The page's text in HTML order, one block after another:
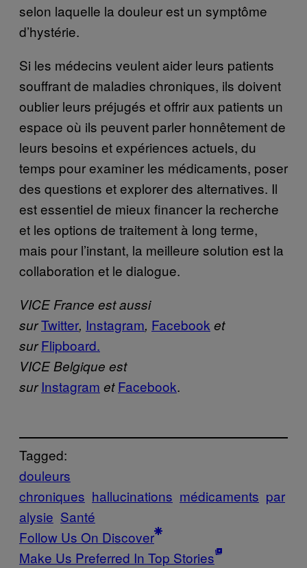
selon laquelle la douleur est un symptôme
d’hystérie.
Si les médecins veulent aider leurs patients
souffrant de maladies chroniques, ils doivent
oublier leurs préjugés et offrir aux patients un
espace où ils peuvent parler honnêtement de
leurs besoins et expériences actuels, du
temps pour examiner les médicaments, poser
des questions et explorer des alternatives. Il
est essentiel de mieux financer la recherche
et les options de traitement à long terme,
mais pour l’instant, la meilleure solution est la
collaboration et le dialogue.
VICE France est aussi
surTwitter, Instagram, Facebook et
sur Flipboard.
VICE Belgique est
sur Instagram et Facebook.
Tagged:
douleurs
chroniques hallucinations médicaments par
alysie Santé
Follow Us On Discover
Make Us Preferred In Top Stories